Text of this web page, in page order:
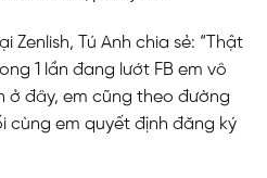
Zenlish, Tú Anh chia sẻ: “Thật
1 lần đang lướt FB em vô
ở đây, em cũng theo đường
cùng em quyết định đăng ký